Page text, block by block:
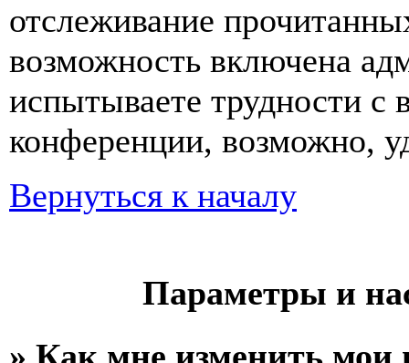
отслеживание
возможность включена
испытываете трудности с
конференции, возможно,
Вернуться к началу
Параметры и